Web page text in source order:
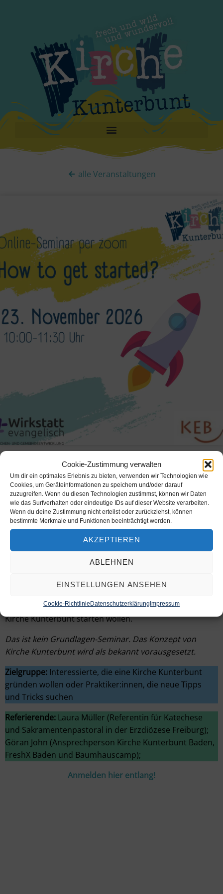
Cookie-Zustimmung verwalten
Um dir ein optimales Erlebnis zu bieten, verwenden wir Technologien wie
Cookies, um Geräteinformationen zu speichern und/oder darauf
zuzugreifen. Wenn du diesen Technologien zustimmst, können wir Daten
wie das Surfverhalten oder eindeutige IDs auf dieser Website verarbeiten.
Wenn du deine Zustimmung nicht erteilst oder zurückziehst, können
bestimmte Merkmale und Funktionen beeinträchtigt werden.
AKZEPTIEREN
ABLEHNEN
EINSTELLUNGEN ANSEHEN
Cookie-RichtlinieDatenschutzerklärungImpressum
alle Veranstaltungen
Online-Seminar: How to get started
23. November 2026| 19:30- 21:00
Online-Seminar
Wie startet man eine Kirche Kunterbunt? Was gibt es zu
beachten? Wie finden wir ein Team? Wo bekomme ich
umgesetzt werden kann. Angereichert mit vielen
Online- Seminar hilfreich für alle, die gerne vor Ort mit
Kirche Kunterbunt starten wollen.
Das ist kein Grundlagen-Seminar. Das Konzept von
Kirche Kunterbunt wird als bekannt vorausgesetzt.
Zielgruppe: Interessierte, die eine Kirche Kunterbunt
gründen wollen oder Praktiker:innen, die neue Tipps
und Tricks suchen
Referierende: Laura Müller (Referentin für Katechese
und Sakramentenpastoral in der Erzdiözese Freiburg);
Göran John (Ansprechperson Kirche Kunterbunt Baden,
FreshX Baden und Baumhauscamp);
Anmelden hier entlang!